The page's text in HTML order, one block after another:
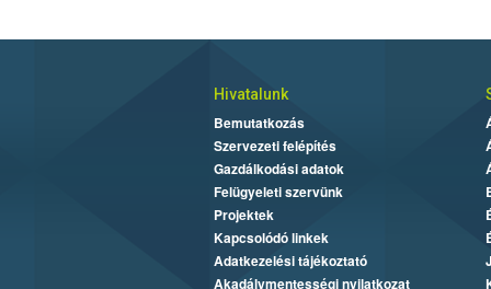
Hivatalunk
Bemutatkozás
Szervezeti felépítés
Gazdálkodási adatok
Felügyeleti szervünk
Projektek
Kapcsolódó linkek
Adatkezelési tájékoztató
Akadálymentességi nyilatkozat